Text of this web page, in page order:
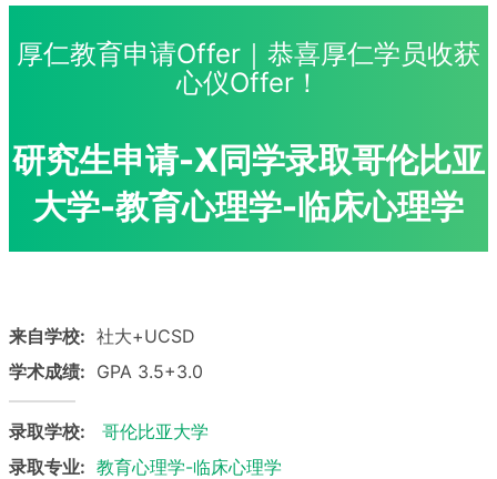
厚仁教育申请Offer｜恭喜厚仁学员收获
心仪Offer！
研究生申请-X同学录取哥伦比亚
大学-教育心理学-临床心理学
来自学校: 社大+UCSD
学术成绩: GPA 3.5+3.0
录取学校:
哥伦比亚大学
录取专业: 教育心理学-临床心理学